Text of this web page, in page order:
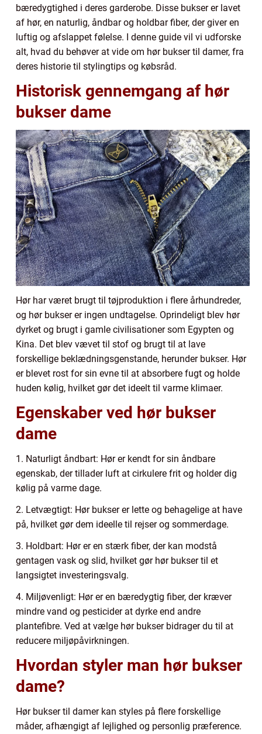
bæredygtighed i deres garderobe. Disse bukser er lavet
af hør, en naturlig, åndbar og holdbar fiber, der giver en
luftig og afslappet følelse. I denne guide vil vi udforske
alt, hvad du behøver at vide om hør bukser til damer, fra
deres historie til stylingtips og købsråd.
Historisk gennemgang af hør
bukser dame
Hør har været brugt til tøjproduktion i flere århundreder,
og hør bukser er ingen undtagelse. Oprindeligt blev hør
dyrket og brugt i gamle civilisationer som Egypten og
Kina. Det blev vævet til stof og brugt til at lave
forskellige beklædningsgenstande, herunder bukser. Hør
er blevet rost for sin evne til at absorbere fugt og holde
huden kølig, hvilket gør det ideelt til varme klimaer.
Egenskaber ved hør bukser
dame
1. Naturligt åndbart: Hør er kendt for sin åndbare
egenskab, der tillader luft at cirkulere frit og holder dig
kølig på varme dage.
2. Letvægtigt: Hør bukser er lette og behagelige at have
på, hvilket gør dem ideelle til rejser og sommerdage.
3. Holdbart: Hør er en stærk fiber, der kan modstå
gentagen vask og slid, hvilket gør hør bukser til et
langsigtet investeringsvalg.
4. Miljøvenligt: Hør er en bæredygtig fiber, der kræver
mindre vand og pesticider at dyrke end andre
plantefibre. Ved at vælge hør bukser bidrager du til at
reducere miljøpåvirkningen.
Hvordan styler man hør bukser
dame?
Hør bukser til damer kan styles på flere forskellige
måder, afhængigt af lejlighed og personlig præference.